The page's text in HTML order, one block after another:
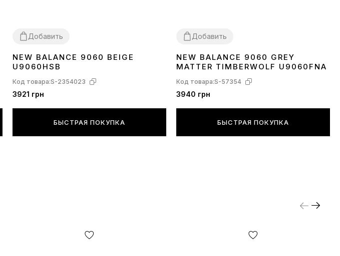
Добавить
3637 3839404344 45
NEW BALANCE 9060 BEIGE
U9060HSB
Код товара:S-2354023
3921 грн
БЫСТРАЯ ПОКУПКА
Добавить
3637 3839404142 43 4445
NEW BALANCE 9060 GREY
MATTER TIMBERWOLF U9060FNA
Код товара:S-57354
3940 грн
БЫСТРАЯ ПОКУПКА